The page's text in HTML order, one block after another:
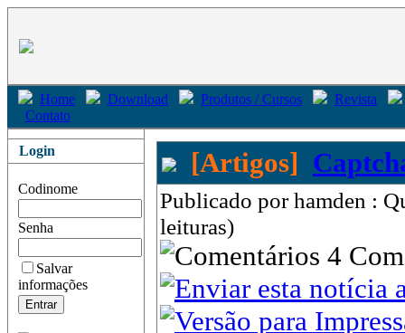
Home Download Produtos / Cursos
Revista
Contato
Login
Codinome
Senha
Salvar
informações
[Artigos]
Publicado por hamden :
leituras)
4